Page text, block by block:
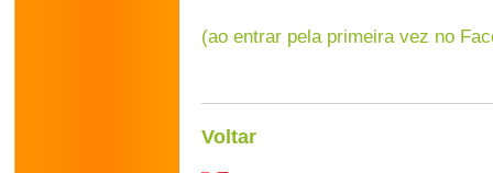
(ao entrar pela primeira vez no
Voltar